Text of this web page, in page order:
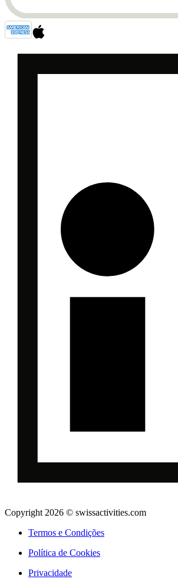
Copyright 2026 © swissactivities.com
Termos e Condições
Política de Cookies
Privacidade